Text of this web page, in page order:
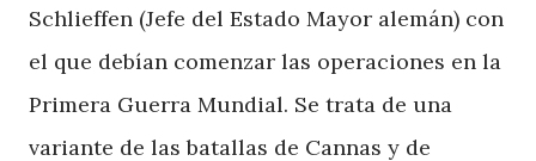
Schlieffen (Jefe del Estado Mayor alemán) con
el que debían comenzar las operaciones en la
Primera Guerra Mundial. Se trata de una
variante de las batallas de Cannas y de